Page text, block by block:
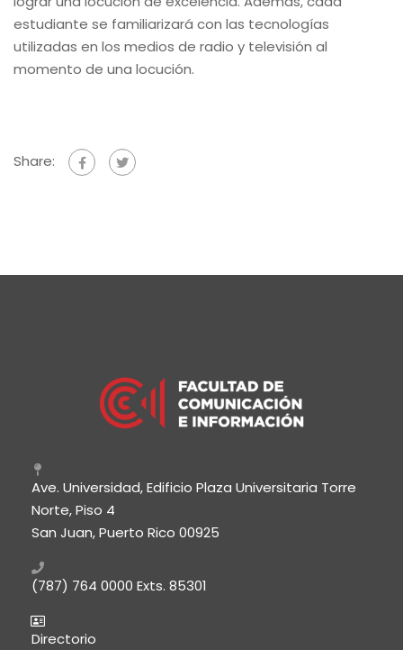
estudiante se familiarizará con las tecnologías
utilizadas en los medios de radio y televisión al
momento de una locución.
Share:
Ave. Universidad, Edificio Plaza Universitaria Torre
Norte, Piso 4
San Juan, Puerto Rico 00925
(787) 764 0000 Exts. 85301
Directorio